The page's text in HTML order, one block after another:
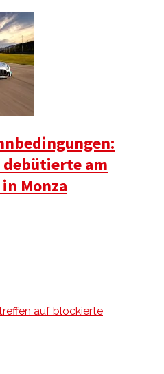
debütierte am
Monza
auf blockierte